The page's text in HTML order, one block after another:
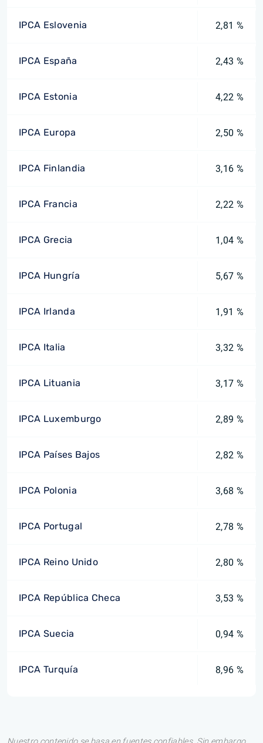
IPCA Eslovenia 2,81 %
IPCA España 2,43 %
IPCA Estonia 4,22 %
IPCA Europa 2,50 %
IPCA Finlandia 3,16 %
IPCA Francia 2,22 %
IPCA Grecia 1,04 %
IPCA Hungría 5,67 %
IPCA Irlanda 1,91 %
IPCA Italia 3,32 %
IPCA Lituania 3,17 %
IPCA Luxemburgo 2,89 %
IPCA Países Bajos 2,82 %
IPCA Polonia 3,68 %
IPCA Portugal 2,78 %
IPCA Reino Unido 2,80 %
IPCA República Checa 3,53 %
IPCA Suecia 0,94 %
IPCA Turquía 8,96 %